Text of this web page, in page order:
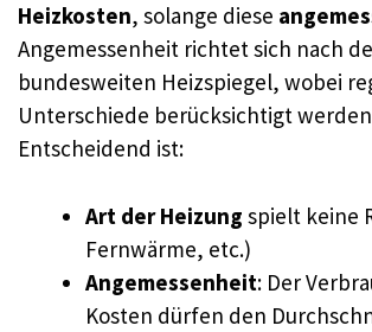
Heizkosten, solange diese
Angemessenheit richtet sich nach
bundesweiten Heizspiegel, wobei
Unterschiede berücksichtigt
Entscheidend ist:
Art der Heizung spielt keine
Fernwärme, etc.)
Angemessenheit: Der
Kosten dürfen den